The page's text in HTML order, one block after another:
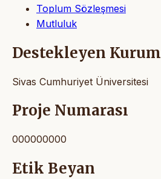
Toplum Sözleşmesi
Mutluluk
Destekleyen Kurum
Sivas Cumhuriyet Üniversitesi
Proje Numarası
000000000
Etik Beyan